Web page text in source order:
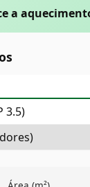
a
3.5)